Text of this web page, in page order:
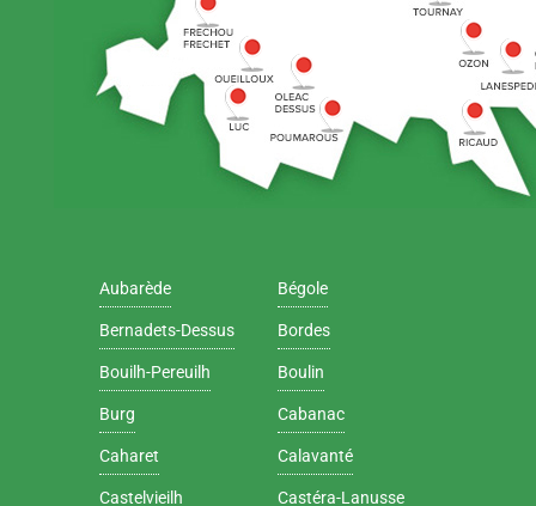
Aubarède Bégole
Bernadets-Dessus Bordes
Bouilh-Pereuilh Boulin
Burg Cabanac
Caharet Calavanté
Castelvieilh Castéra-Lanusse